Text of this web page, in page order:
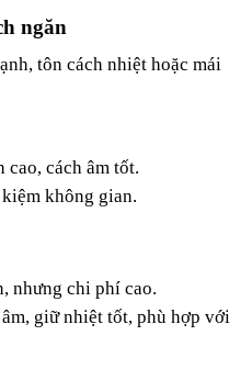
ngăn
tôn cách nhiệt hoặc mái
cách âm tốt.
không gian.
nhưng chi phí cao.
giữ nhiệt tốt, phù hợp với